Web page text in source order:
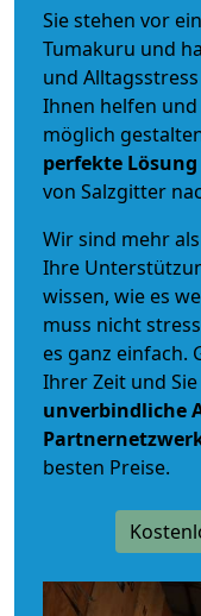
Sie stehen vor
Tumakuru und
und
Ihnen helfen
möglich
perfekte
von Salzgitter
Wir sind mehr
Ihre
wissen, wie es
muss nicht
es ganz einfach.
Ihrer Zeit und
unverbindliche
besten Preise.